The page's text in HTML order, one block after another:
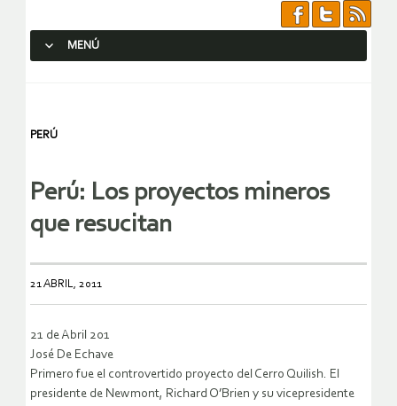
MENÚ
PERÚ
Perú: Los proyectos mineros
que resucitan
21 ABRIL, 2011
21 de Abril 201
José De Echave
Primero fue el controvertido proyecto del Cerro Quilish. El
presidente de Newmont, Richard O’Brien y su vicepresidente